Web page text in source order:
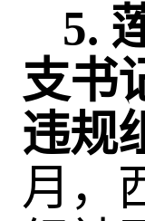
5.
支书
违规
月，